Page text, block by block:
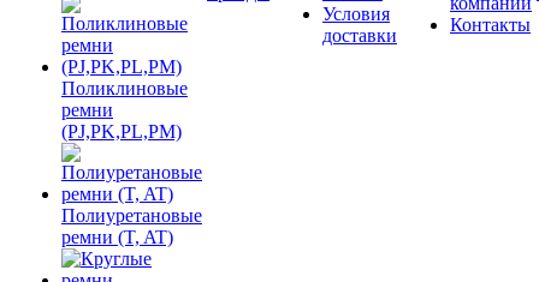
Поликлиновые
ремни
(PJ,PK,PL,PM)
Полиуретановые
ремни (T, AT)
Условия
доставки
Контакты